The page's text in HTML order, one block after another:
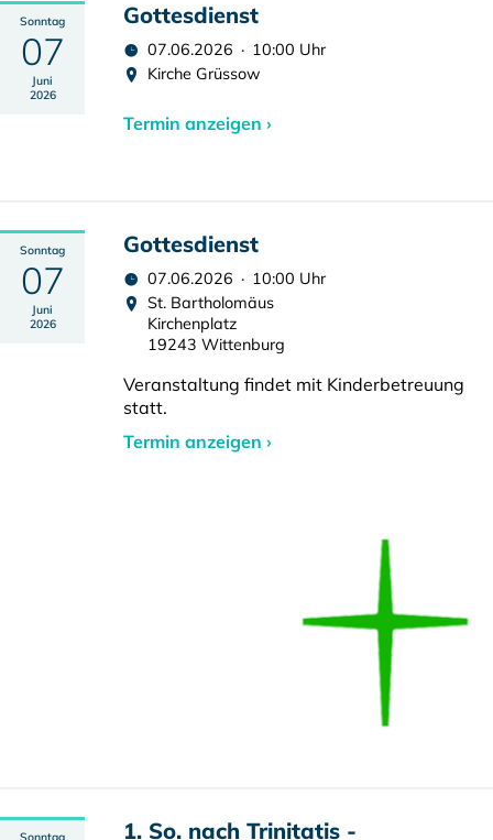
Sonntag
07
Juni
2026
Gottesdienst
07.06.2026 · 10:00 Uhr
Kirche Grüssow
Termin anzeigen ›
Sonntag
07
Juni
2026
Gottesdienst
07.06.2026 · 10:00 Uhr
St. Bartholomäus
Kirchenplatz
19243 Wittenburg
Veranstaltung findet mit Kinderbetreuung
statt.
Termin anzeigen ›
1. So. nach Trinitatis -